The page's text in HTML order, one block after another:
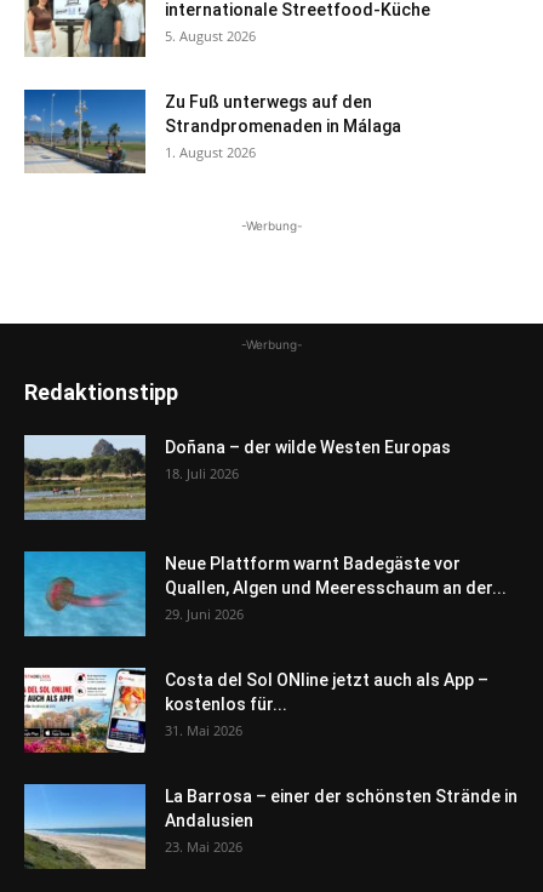
internationale Streetfood-Küche
5. August 2026
Zu Fuß unterwegs auf den
Strandpromenaden in Málaga
1. August 2026
-Werbung-
-Werbung-
Redaktionstipp
Doñana – der wilde Westen Europas
18. Juli 2026
Neue Plattform warnt Badegäste vor
Quallen, Algen und Meeresschaum an der...
29. Juni 2026
Costa del Sol ONline jetzt auch als App –
kostenlos für...
31. Mai 2026
La Barrosa – einer der schönsten Strände in
Andalusien
23. Mai 2026